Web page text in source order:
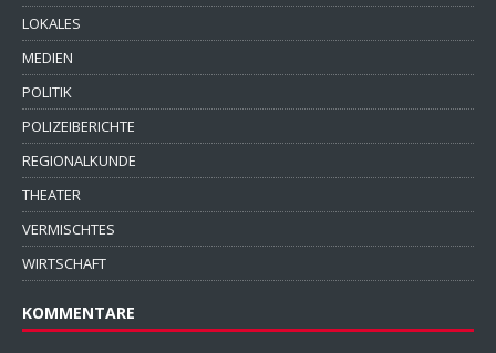
LOKALES
MEDIEN
POLITIK
POLIZEIBERICHTE
REGIONALKUNDE
THEATER
VERMISCHTES
WIRTSCHAFT
KOMMENTARE